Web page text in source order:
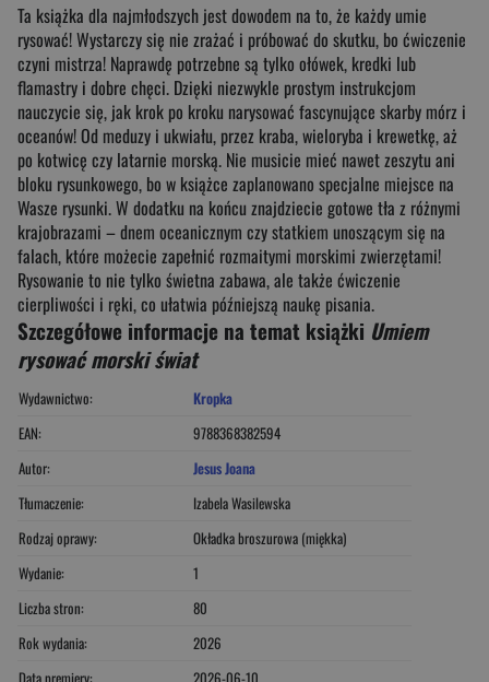
Ta książka dla najmłodszych jest dowodem na to, że każdy umie
rysować! Wystarczy się nie zrażać i próbować do skutku, bo ćwiczenie
czyni mistrza! Naprawdę potrzebne są tylko ołówek, kredki lub
flamastry i dobre chęci. Dzięki niezwykle prostym instrukcjom
nauczycie się, jak krok po kroku narysować fascynujące skarby mórz i
oceanów! Od meduzy i ukwiału, przez kraba, wieloryba i krewetkę, aż
po kotwicę czy latarnie morską. Nie musicie mieć nawet zeszytu ani
bloku rysunkowego, bo w książce zaplanowano specjalne miejsce na
Wasze rysunki. W dodatku na końcu znajdziecie gotowe tła z różnymi
krajobrazami – dnem oceanicznym czy statkiem unoszącym się na
falach, które możecie zapełnić rozmaitymi morskimi zwierzętami!
Rysowanie to nie tylko świetna zabawa, ale także ćwiczenie
cierpliwości i ręki, co ułatwia późniejszą naukę pisania.
Szczegółowe informacje na temat książki Umiem
rysować morski świat
Wydawnictwo:
Kropka
EAN:
9788368382594
Autor:
Jesus Joana
Tłumaczenie:
Izabela Wasilewska
Rodzaj oprawy:
Okładka broszurowa (miękka)
Wydanie:
1
Liczba stron:
80
Rok wydania:
2026
Data premiery:
2026-06-10